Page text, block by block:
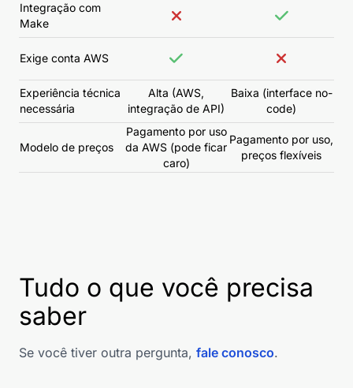
Integração com
Make
Exige conta AWS
Experiência técnica
necessária
Alta (AWS,
integração de API)
Baixa (interface no-
code)
Modelo de preços
Pagamento por uso
da AWS (pode ficar
caro)
Pagamento por uso,
preços flexíveis
Tudo o que você precisa
saber
Se você tiver outra pergunta, fale conosco.